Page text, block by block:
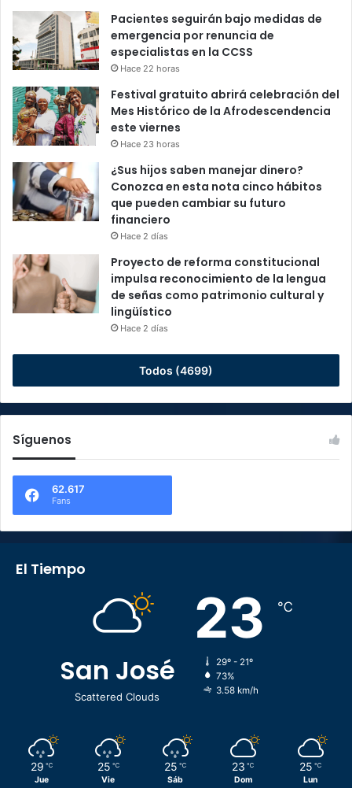
Pacientes seguirán bajo medidas de
emergencia por renuncia de
especialistas en la CCSS
Hace 22 horas
Festival gratuito abrirá celebración del
Mes Histórico de la Afrodescendencia
este viernes
Hace 23 horas
¿Sus hijos saben manejar dinero?
Conozca en esta nota cinco hábitos
que pueden cambiar su futuro
financiero
Hace 2 días
Proyecto de reforma constitucional
impulsa reconocimiento de la lengua
de señas como patrimonio cultural y
lingüístico
Hace 2 días
Todos (4699)
Síguenos
62.617
Fans
El Tiempo
San José
Scattered Clouds
23 ℃
29º - 21º
73%
3.58 km/h
29 ℃
Jue
25 ℃
Vie
25 ℃
Sáb
23 ℃
Dom
25 ℃
Lun